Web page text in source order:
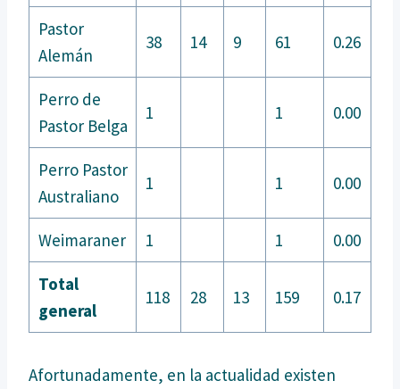
Pastor
Alemán
38 14 9 61 0.26
Perro de
Pastor Belga
1 1 0.00
Perro Pastor
Australiano
1 1 0.00
Weimaraner 1 1 0.00
Total
general
118 28 13 159 0.17
Afortunadamente, en la actualidad existen